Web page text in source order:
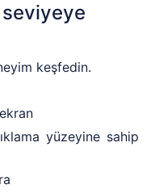
keşfedin.
yüzeyine sahip